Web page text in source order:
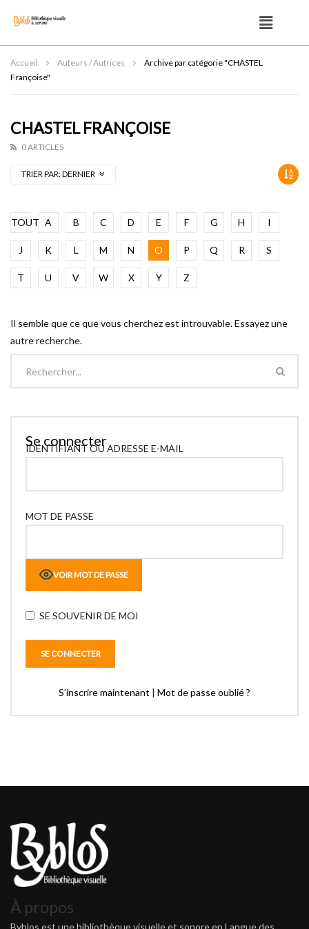
Accueil Auteurs / Autrices
Archive par catégorie "CHASTEL
Françoise"
CHASTEL FRANÇOISE
0 ARTICLES
TRIER PAR:DERNIER
TOUT A B C D E F G H I
J K L M N O P Q R S
T U V W X Y Z
Il semble que ce que vous cherchez est introuvable. Essayez une
autre recherche.
Se connecter
IDENTIFIANT OU ADRESSE E-MAIL
MOT DE PASSE
VOIR MOT DE PASSE
SE SOUVENIR DE MOI
S’inscrire maintenant | Mot de passe oublié ?
À propos
Byblos est une bibliothèque visuelle et sonore en Langue des